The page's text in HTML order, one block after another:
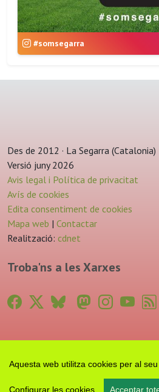
Aquesta web utilitza cookies per al
Configurar les cookies Acceptar
#somsegarra
Des de 2012 · La Segarra (Catalonia)
Versió juny 2026
Avis legal i Política de privacitat
Avís de cookies
Edita consentiment de cookies
Mapa web | Contactar
Realització: cdnet
Troba'ns a les Xarxes